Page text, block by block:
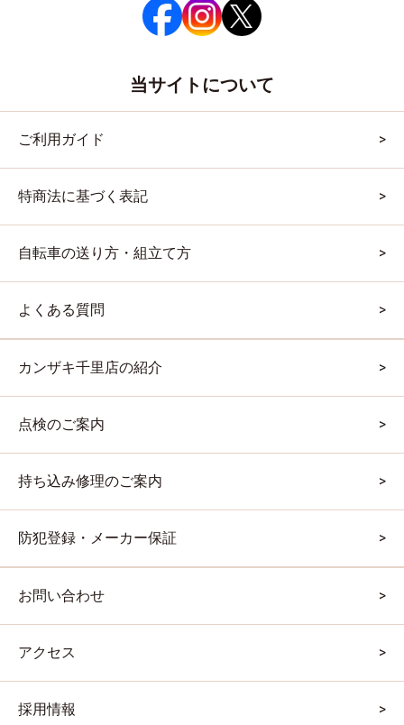
当サイトについて
ご利用ガイド
特商法に基づく表記
自転車の送り方・組立て方
よくある質問
カンザキ千里店の紹介
点検のご案内
持ち込み修理のご案内
防犯登録・メーカー保証
お問い合わせ
アクセス
採用情報